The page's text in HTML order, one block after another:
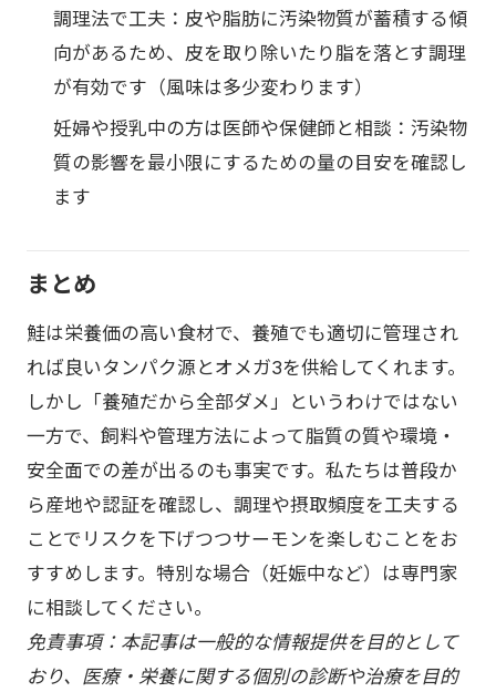
調理法で工夫：皮や脂肪に汚染物質が蓄積する傾
向があるため、皮を取り除いたり脂を落とす調理
が有効です（風味は多少変わります）
妊婦や授乳中の方は医師や保健師と相談：汚染物
質の影響を最小限にするための量の目安を確認し
ます
まとめ
鮭は栄養価の高い食材で、養殖でも適切に管理され
れば良いタンパク源とオメガ3を供給してくれます。
しかし「養殖だから全部ダメ」というわけではない
一方で、飼料や管理方法によって脂質の質や環境・
安全面での差が出るのも事実です。私たちは普段か
ら産地や認証を確認し、調理や摂取頻度を工夫する
ことでリスクを下げつつサーモンを楽しむことをお
すすめします。特別な場合（妊娠中など）は専門家
に相談してください。
免責事項：本記事は一般的な情報提供を目的として
おり、医療・栄養に関する個別の診断や治療を目的